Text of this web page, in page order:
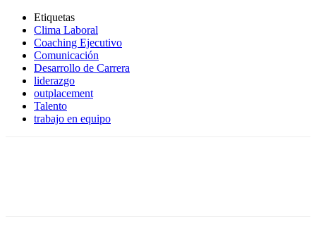
Etiquetas
Clima Laboral
Coaching Ejecutivo
Comunicación
Desarrollo de Carrera
liderazgo
outplacement
Talento
trabajo en equipo